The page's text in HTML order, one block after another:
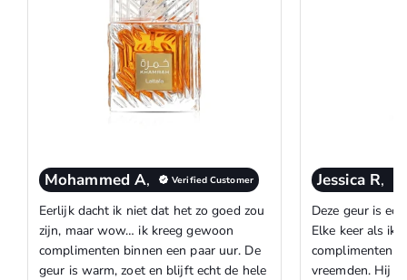
Mohammed A, Verified Customer
Eerlijk dacht ik niet dat het zo goed zou
zijn, maar wow… ik kreeg gewoon
complimenten binnen een paar uur. De
geur is warm, zoet en blijft echt de hele
Jessica R,
Deze geur is
Elke keer als ik
complimenten
vreemden. Hij